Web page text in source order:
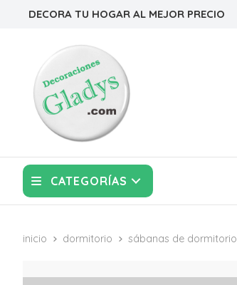
DECORA TU HOGAR AL MEJOR PRECIO
CATEGORÍAS
inicio dormitorio sábanas de dormitorio